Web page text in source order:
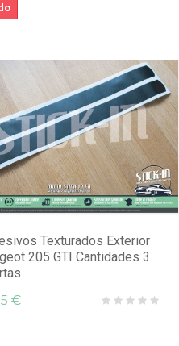
Texturados Exterior
205 GTI Cantidades 3
€